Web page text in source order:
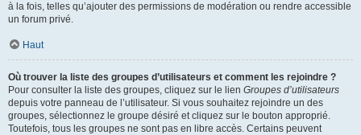
à la fois, telles qu’ajouter des permissions de modération ou rendre accessible
un forum privé.
Haut
Où trouver la liste des groupes d’utilisateurs et comment les rejoindre ?
Pour consulter la liste des groupes, cliquez sur le lien Groupes d’utilisateurs
depuis votre panneau de l’utilisateur. Si vous souhaitez rejoindre un des
groupes, sélectionnez le groupe désiré et cliquez sur le bouton approprié.
Toutefois, tous les groupes ne sont pas en libre accès. Certains peuvent